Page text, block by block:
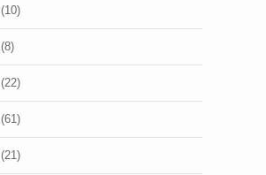
(10)
(8)
(22)
(61)
(21)